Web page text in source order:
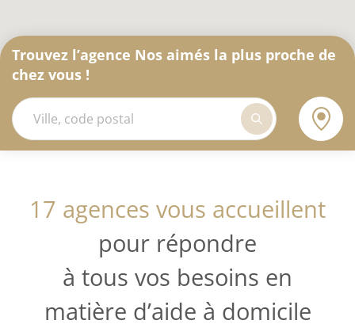
Trouvez l’agence Nos aimés la plus proche de
chez vous !
17 agences vous accueillent
pour répondre
à tous vos besoins en
matière d’aide à domicile